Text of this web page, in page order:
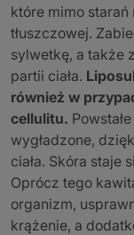
które mimo
tłuszczowej.
sylwetkę, a także
partii ciała.
również w
cellulitu.
wygładzone,
ciała. Skóra staje
Oprócz tego
organizm,
krążenie, a